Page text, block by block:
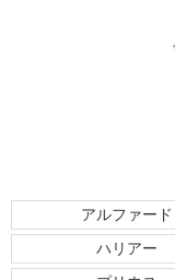
アルファード
ハリアー